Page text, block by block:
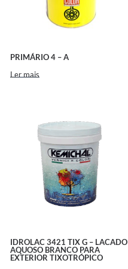
PRIMÁRIO 4 – A
Ler mais
IDROLAC 3421 TIX G – LACADO
AQUOSO BRANCO PARA
EXTERIOR TIXOTRÓPICO